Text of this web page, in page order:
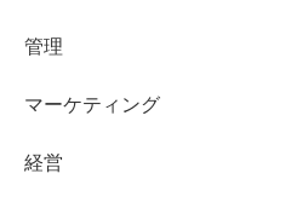
管理
マーケティング
経営